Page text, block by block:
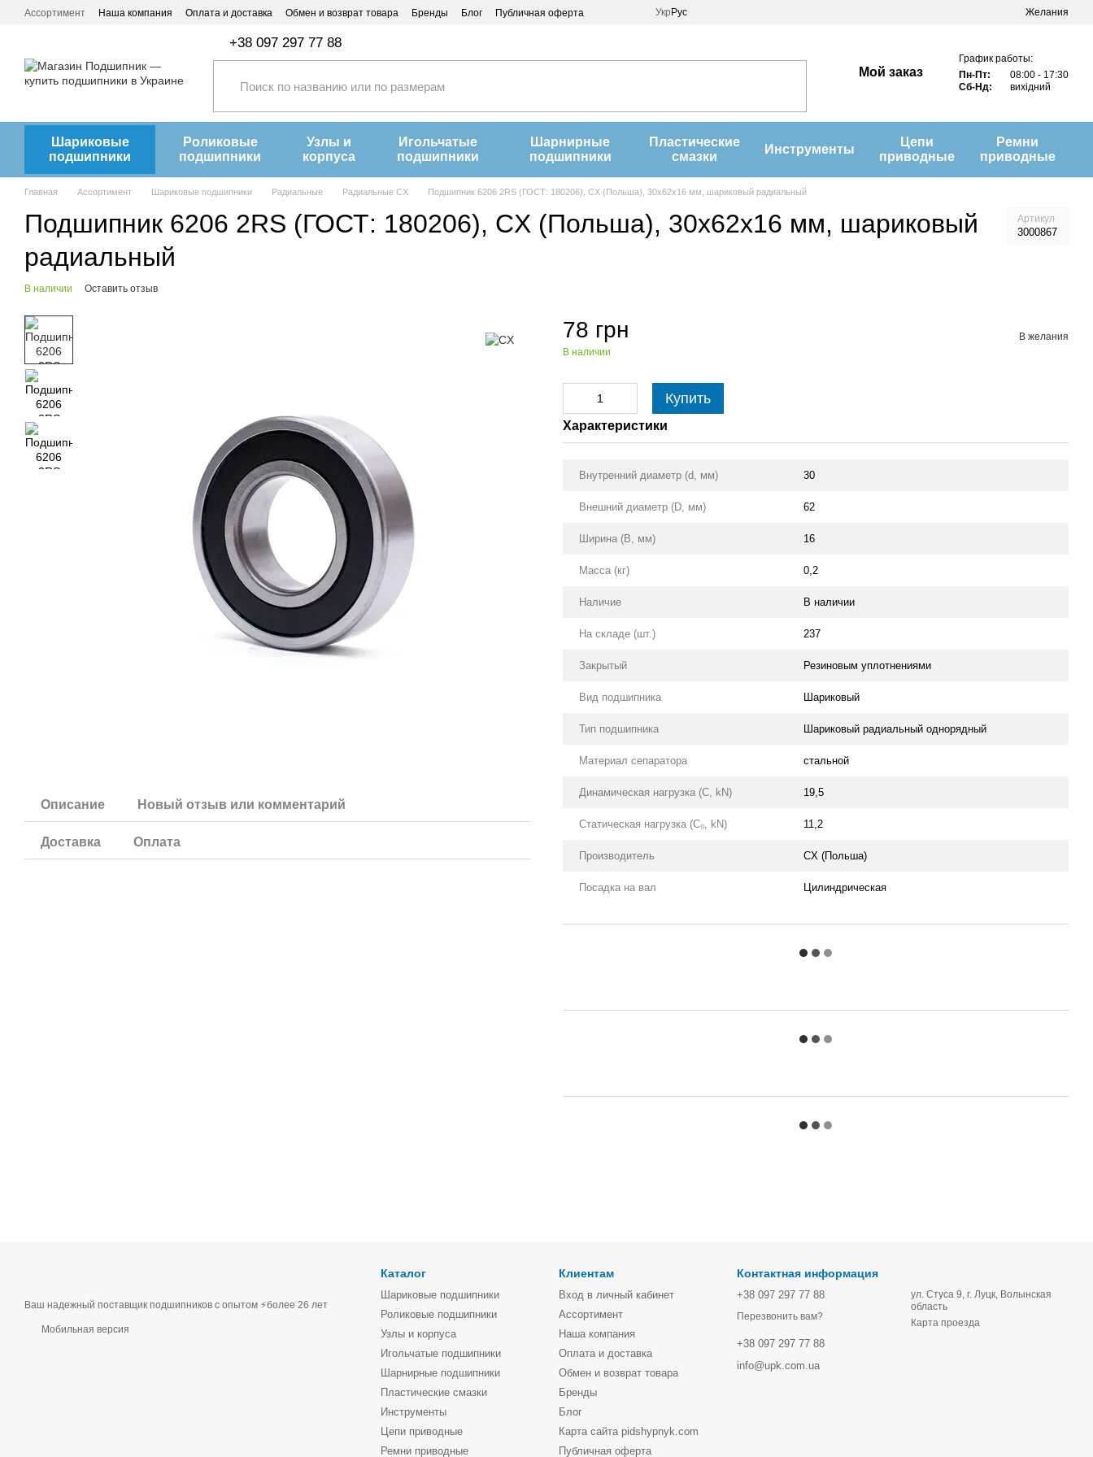
Перейти к основному контенту
Ассортимент Наша компания Оплата и доставка Обмен и возврат товара Бренды Блог Публичная оферта Укр Рус Желания
+38 097 297 77 88
Мой заказ
График работы:
Пн-Пт:
08:00 - 17:30
Сб-Нд:
вихідний
Шариковые
подшипники
Роликовые
подшипники
Узлы и
корпуса
Игольчатые
подшипники
Шарнирные
подшипники
Пластические
смазки
Инструменты
Цепи
приводные
Ремни
приводные
Главная Ассортимент Шариковые подшипники Радиальные Радиальные CX Подшипник 6206 2RS (ГОСТ: 180206), CX (Польша), 30х62х16 мм, шариковый радиальный
Подшипник 6206 2RS (ГОСТ: 180206), CX (Польша), 30х62х16 мм, шариковый
радиальный
Артикул
3000867
В наличии Оставить отзыв
Описание Новый отзыв или комментарий
Доставка Оплата
78 грн
В наличии
В желания
Купить
Характеристики
Внутренний диаметр (d, мм) 30
Внешний диаметр (D, мм) 62
Ширина (B, мм) 16
Масса (кг) 0,2
Наличие В наличии
На складе (шт.) 237
Закрытый Резиновым уплотнениями
Вид подшипника Шариковый
Тип подшипника Шариковый радиальный однорядный
Материал сепаратора стальной
Динамическая нагрузка (С, kN) 19,5
Статическая нагрузка (С₀, kN) 11,2
Производитель CX (Польша)
Посадка на вал Цилиндрическая
Ваш надежный поставщик подшипников с опытом ⚡более 26 лет
Мобильная версия
Каталог
Шариковые подшипники
Роликовые подшипники
Узлы и корпуса
Игольчатые подшипники
Шарнирные подшипники
Пластические смазки
Инструменты
Цепи приводные
Ремни приводные
Клиентам
Вход в личный кабинет
Ассортимент
Наша компания
Оплата и доставка
Обмен и возврат товара
Бренды
Блог
Карта сайта pidshypnyk.com
Публичная оферта
Контактная информация
+38 097 297 77 88
Перезвонить вам?
+38 097 297 77 88
info@upk.com.ua
ул. Стуса 9, г. Луцк, Волынская
область
Карта проезда